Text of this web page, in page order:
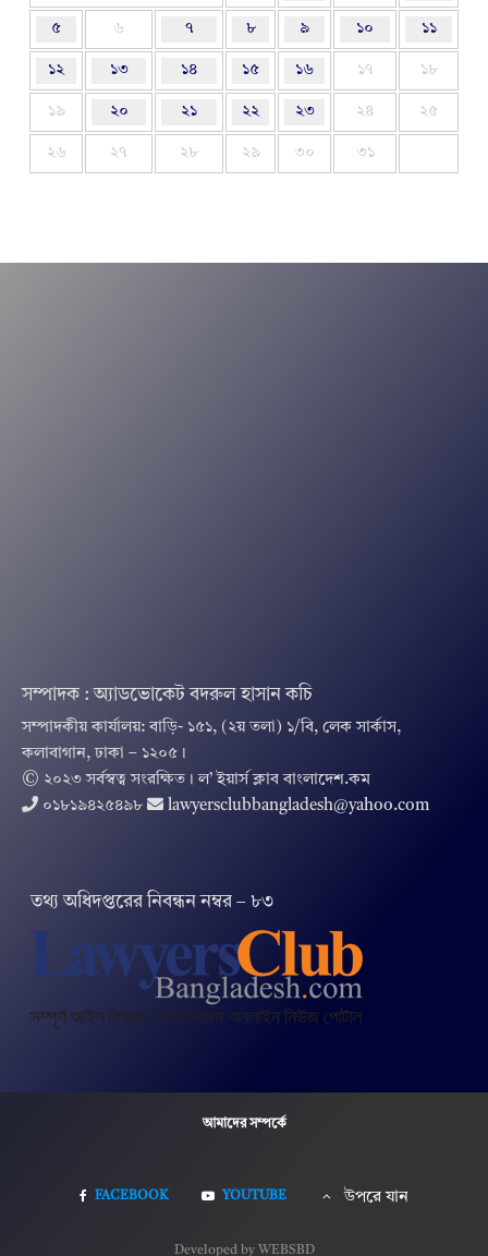
৫ ৬ ৭ ৮ ৯ ১০ ১১
১২ ১৩ ১৪ ১৫ ১৬ ১৭ ১৮
১৯ ২০ ২১ ২২ ২৩ ২৪ ২৫
২৬ ২৭ ২৮ ২৯ ৩০ ৩১
সম্পাদক : অ্যাডভোকেট বদরুল হাসান কচি
সম্পাদকীয় কার্যালয়: বাড়ি- ১৫১, (২য় তলা) ১/বি, লেক সার্কাস,
কলাবাগান, ঢাকা – ১২০৫।
© ২০২৩ সর্বস্বত্ব সংরক্ষিত । ল’ ইয়ার্স ক্লাব বাংলাদেশ.কম
০১৮১৯৪২৫৪৯৮
lawyersclubbangladesh@yahoo.com
তথ‌্য অ‌ধিদপ্ত‌রের নিবন্ধন নম্বর – ৮৩
আমাদের সম্পর্কে
FACEBOOK YOUTUBE উপরে যান
Developed by WEBSBD